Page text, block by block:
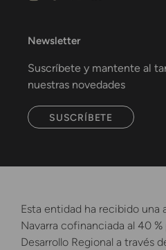
Newsletter
Suscríbete y mantente al
nuestras novedades
SUSCRÍBETE
Esta entidad ha recibido una
Navarra cofinanciada al 40
Desarrollo Regional a través